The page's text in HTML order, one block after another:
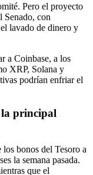
Pero el proyecto
Senado, con
lavado de dinero y
a Coinbase, a los
XRP, Solana y
podrían enfriar el
la principal
bonos del Tesoro a
la semana pasada.
que el